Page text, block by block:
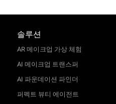
솔루션
AR 메이크업 가상 체험
AI 메이크업 트랜스퍼
AI 파운데이션 파인더
퍼펙트 뷰티 에이전트